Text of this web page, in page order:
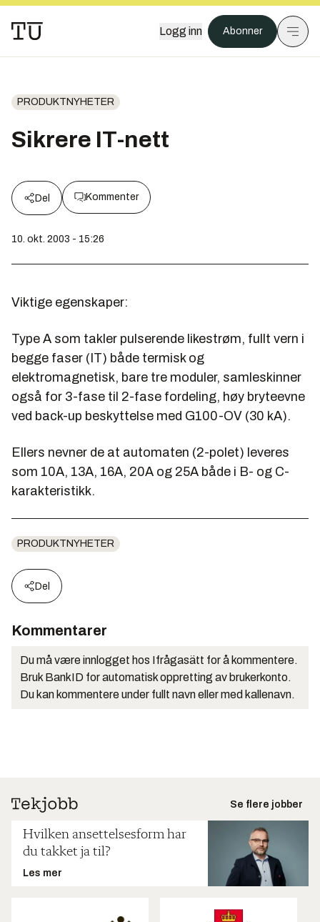
Logg inn Abonner
PRODUKTNYHETER
Sikrere IT-nett
Del Kommenter
10. okt. 2003 - 15:26
Viktige egenskaper:
Type A som takler pulserende likestrøm, fullt vern i
begge faser (IT) både termisk og
elektromagnetisk, bare tre moduler, samleskinner
også for 3-fase til 2-fase fordeling, høy bryteevne
ved back-up beskyttelse med G100-OV (30 kA).
Ellers nevner de at automaten (2-polet) leveres
som 10A, 13A, 16A, 20A og 25A både i B- og C-
karakteristikk.
PRODUKTNYHETER
Del
Kommentarer
Du må være innlogget hos Ifrågasätt for å kommentere.
Bruk BankID for automatisk oppretting av brukerkonto.
Du kan kommentere under fullt navn eller med kallenavn.
Se flere jobber
Hvilken ansettelsesform har
du takket ja til?
Les mer